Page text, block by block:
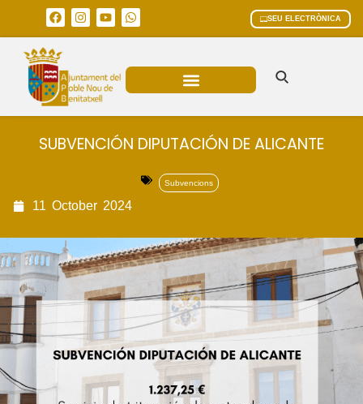
SEU ELECTRÒNICA
SUBVENCIÓN DIPUTACIÓN DE ALICANTE
Subvencions
11 October 2024